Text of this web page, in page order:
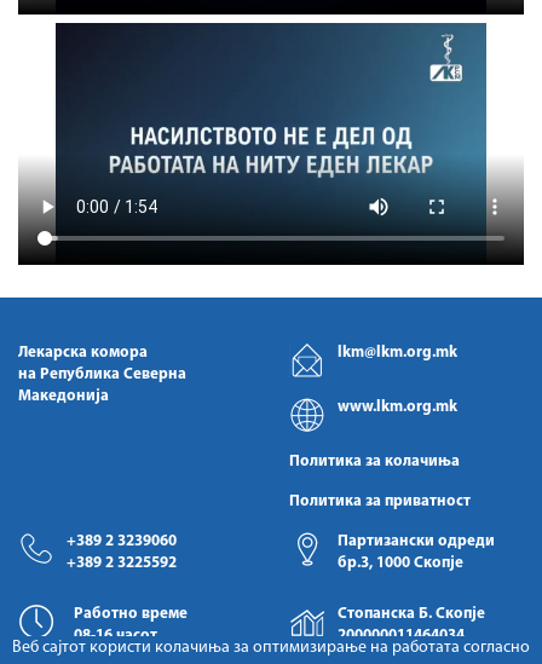
Лекарска комора
на Република Северна
Македонија
lkm@lkm.org.mk
www.lkm.org.mk
Политика за колачиња
Политика за приватност
+389 2 3239060
+389 2 3225592
Партизански одреди
бр.3, 1000 Скопје
Работно време
08-16 часот
Стопанска Б. Скопје
200000011464034
Веб сајтот користи колачиња за оптимизирање на работата согласно